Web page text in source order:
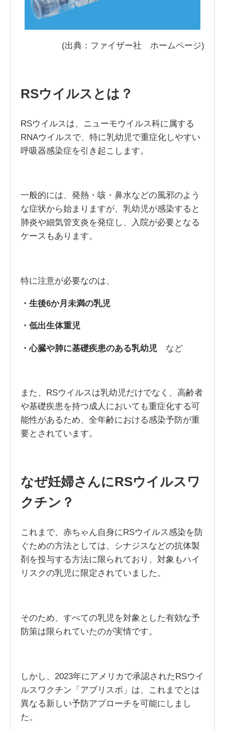
(出典：ファイザー社 ホームページ)
RSウイルスとは？
RSウイルスは、ニューモウイルス科に属する
RNAウイルスで、特に乳幼児で重症化しやすい
呼吸器感染症を引き起こします。
一般的には、発熱・咳・鼻水などの風邪のよう
な症状から始まりますが、乳幼児が感染すると
肺炎や細気管支炎を発症し、入院が必要となる
ケースもあります。
特に注意が必要なのは、
・生後6か月未満の乳児
・低出生体重児
・心臓や肺に基礎疾患のある乳幼児など
また、RSウイルスは乳幼児だけでなく、高齢者
や基礎疾患を持つ成人においても重症化する可
能性があるため、全年齢における感染予防が重
要とされています。
なぜ妊婦さんにRSウイルスワ
クチン？
これまで、赤ちゃん自身にRSウイルス感染を防
ぐための方法としては、シナジスなどの抗体製
剤を投与する方法に限られており、対象もハイ
リスクの乳児に限定されていました。
そのため、すべての乳児を対象とした有効な予
防策は限られていたのが実情です。
しかし、2023年にアメリカで承認されたRSウイ
ルスワクチン「アブリスボ」は、これまでとは
異なる新しい予防アプローチを可能にしまし
た。